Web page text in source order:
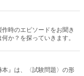
時のエピソードをお聞き
か？を探っていきます。
』は、〈試験問題〉の形